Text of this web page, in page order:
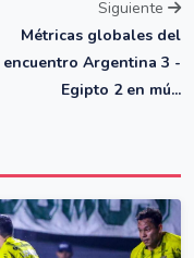
Siguiente
Métricas globales del
encuentro Argentina 3 -
Egipto 2 en mú...